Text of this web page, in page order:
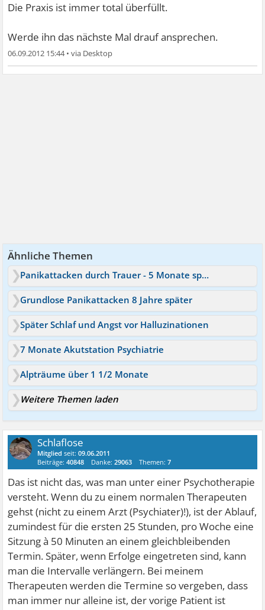
Die Praxis ist immer total überfüllt.
Werde ihn das nächste Mal drauf ansprechen.
06.09.2012 15:44•
Ähnliche Themen
Panikattacken durch Trauer - 5 Monate später?
Grundlose Panikattacken 8 Jahre später
Später Schlaf und Angst vor Halluzinationen
7 Monate Akutstation Psychiatrie
Alpträume über 1 1/2 Monate
Weitere Themen laden
Schlaflose
Mitglied seit:09.06.2011
Beiträge:40848 Danke:29063 Themen:7
Das ist nicht das, was man unter einer Psychotherapie
versteht. Wenn du zu einem normalen Therapeuten
gehst (nicht zu einem Arzt (Psychiater)!), ist der Ablauf,
zumindest für die ersten 25 Stunden, pro Woche eine
Sitzung à 50 Minuten an einem gleichbleibenden
Termin. Später, wenn Erfolge eingetreten sind, kann
man die Intervalle verlängern. Bei meinem
Therapeuten werden die Termine so vergeben, dass
man immer nur alleine ist, der vorige Patient ist